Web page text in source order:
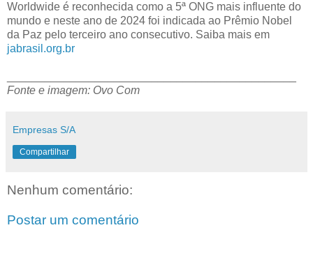
Worldwide é reconhecida como a 5ª ONG mais influente do
mundo e neste ano de 2024 foi indicada ao Prêmio Nobel
da Paz pelo terceiro ano consecutivo. Saiba mais em
jabrasil.org.br
Fonte e imagem: Ovo Com
Empresas S/A
Compartilhar
Nenhum comentário:
Postar um comentário